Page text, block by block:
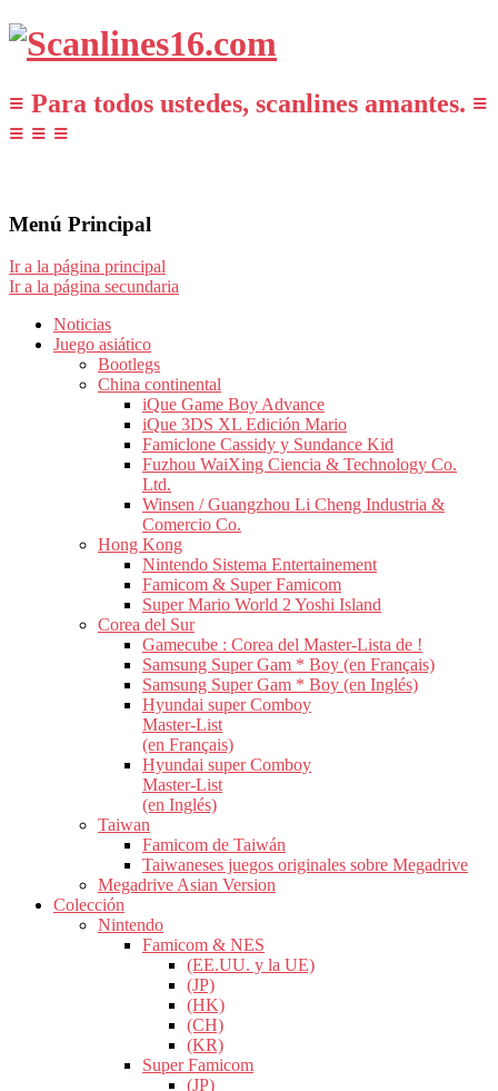
≡ Para todos ustedes, scanlines amantes. ≡
≡ ≡ ≡
Menú Principal
Ir a la página principal
Ir a la página secundaria
Noticias
Juego asiático
Bootlegs
China continental
iQue Game Boy Advance
iQue 3DS XL Edición Mario
Famiclone Cassidy y Sundance Kid
Fuzhou WaiXing Ciencia & Technology Co.
Ltd.
Winsen / Guangzhou Li Cheng Industria &
Comercio Co.
Hong Kong
Nintendo Sistema Entertainement
Famicom & Super Famicom
Super Mario World 2 Yoshi Island
Corea del Sur
Gamecube : Corea del Master-Lista de !
Samsung Super Gam * Boy (en Français)
Samsung Super Gam * Boy (en Inglés)
Hyundai super Comboy
Master-List
(en Français)
Hyundai super Comboy
Master-List
(en Inglés)
Taiwan
Famicom de Taiwán
Taiwaneses juegos originales sobre Megadrive
Megadrive Asian Version
Colección
Nintendo
Famicom & NES
(EE.UU. y la UE)
(JP)
(HK)
(CH)
(KR)
Super Famicom
(JP)